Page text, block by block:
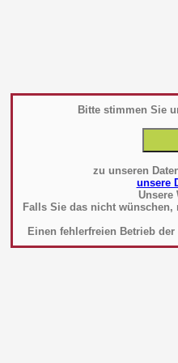
Bitte stimmen Sie
zu unseren
unsere
Unsere
Falls Sie das nicht
Einen fehlerfreien Betrieb